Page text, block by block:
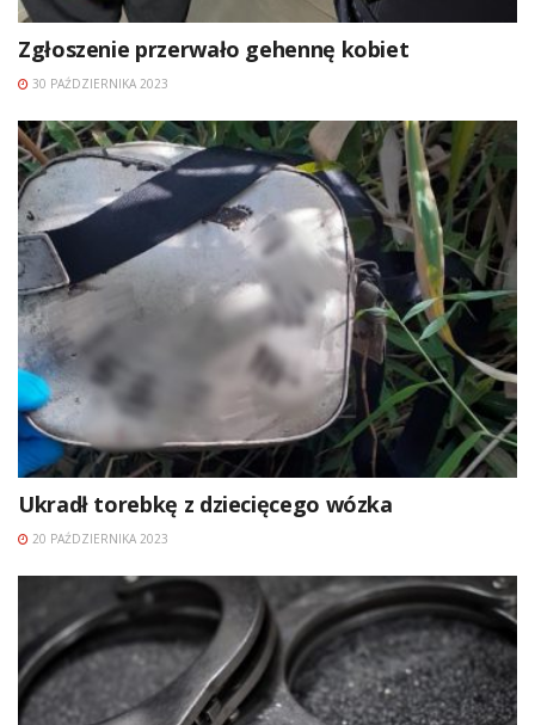
Zgłoszenie przerwało gehennę kobiet
30 PAŹDZIERNIKA 2023
Ukradł torebkę z dziecięcego wózka
20 PAŹDZIERNIKA 2023